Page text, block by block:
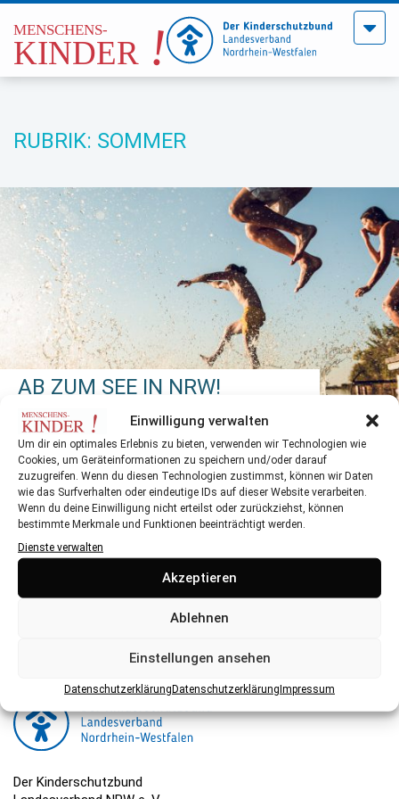
Einwilligung verwalten
Um dir ein optimales Erlebnis zu bieten, verwenden wir Technologien wie
Cookies, um Geräteinformationen zu speichern und/oder darauf
zuzugreifen. Wenn du diesen Technologien zustimmst, können wir Daten
wie das Surfverhalten oder eindeutige IDs auf dieser Website verarbeiten.
Wenn du deine Einwilligung nicht erteilst oder zurückziehst, können
bestimmte Merkmale und Funktionen beeinträchtigt werden.
Dienste verwalten
Akzeptieren
Ablehnen
Einstellungen ansehen
DatenschutzerklärungDatenschutzerklärungImpressum
Menü
RUBRIK: SOMMER
AB ZUM SEE IN NRW!
Sommer, Sonne, Badespaß für die ganze Familie
Herausgeber:
Der Kinderschutzbund NRW ist eine gemeinnützige
Organisation, die ihre Arbeit hauptsächlich über Spenden
finanziert. Hier können Sie spenden.
Der Kinderschutzbund